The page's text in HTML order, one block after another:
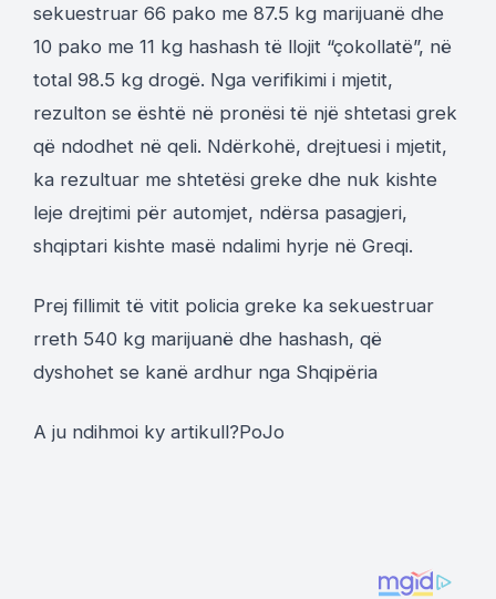
sekuestruar 66 pako me 87.5 kg marijuanë dhe
10 pako me 11 kg hashash të llojit “çokollatë”, në
total 98.5 kg drogë. Nga verifikimi i mjetit,
rezulton se është në pronësi të një shtetasi grek
që ndodhet në qeli. Ndërkohë, drejtuesi i mjetit,
ka rezultuar me shtetësi greke dhe nuk kishte
leje drejtimi për automjet, ndërsa pasagjeri,
shqiptari kishte masë ndalimi hyrje në Greqi.
Prej fillimit të vitit policia greke ka sekuestruar
rreth 540 kg marijuanë dhe hashash, që
dyshohet se kanë ardhur nga Shqipëria
A ju ndihmoi ky artikull?PoJo